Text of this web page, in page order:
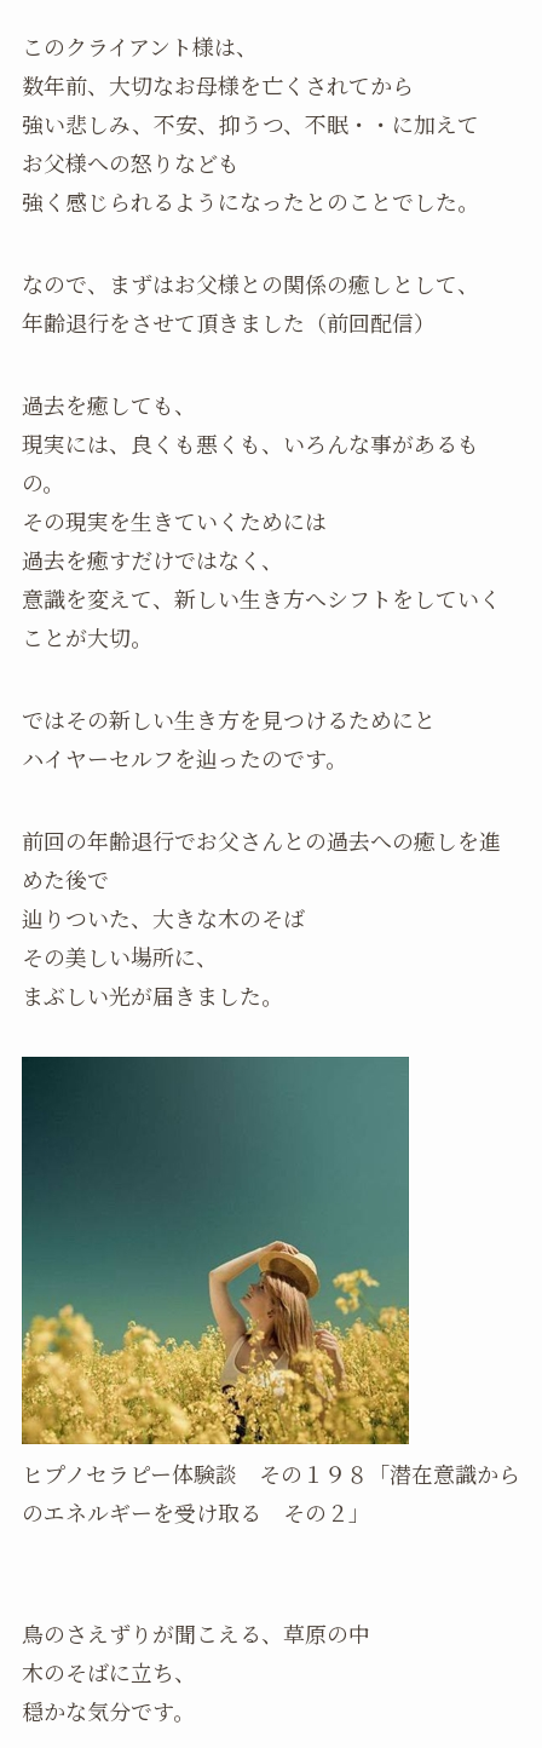
このクライアント様は、
数年前、大切なお母様を亡くされてから
強い悲しみ、不安、抑うつ、不眠・・に加えて
お父様への怒りなども
強く感じられるようになったとのことでした。
なので、まずはお父様との関係の癒しとして、
年齢退行をさせて頂きました（前回配信）
過去を癒しても、
現実には、良くも悪くも、いろんな事があるも
の。
その現実を生きていくためには
過去を癒すだけではなく、
意識を変えて、新しい生き方へシフトをしていく
ことが大切。
ではその新しい生き方を見つけるためにと
ハイヤーセルフを辿ったのです。
前回の年齢退行でお父さんとの過去への癒しを進
めた後で
辿りついた、大きな木のそば
その美しい場所に、
まぶしい光が届きました。
ヒプノセラピー体験談 その１９８「潜在意識から
のエネルギーを受け取る その２」
鳥のさえずりが聞こえる、草原の中
木のそばに立ち、
穏かな気分です。